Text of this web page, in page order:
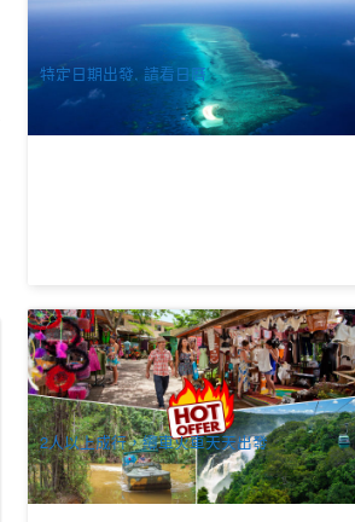
936 已預訂
AUD $510.00 $582.00
CNS03130
特定日期出發, 請看日曆
凱恩斯庫蘭達熱帶雨林華語一日遊(可加值
纜車)
2.3k 已預訂
AUD $175.00
CNS03160
2人以上成行，纜車火車天天出發